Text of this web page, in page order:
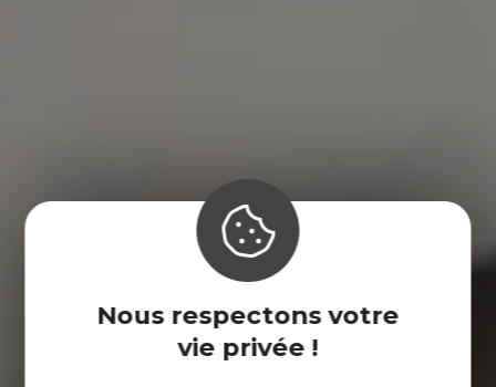
Nous respectons votre
vie privée !